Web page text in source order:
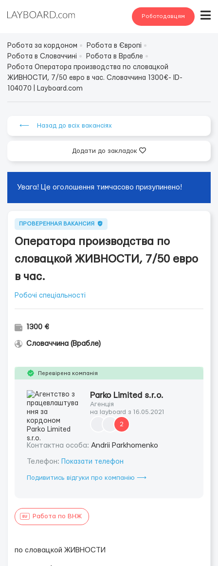
Роботодавцям
Робота за кордоном
Робота в Європі
Робота в Словаччині
Робота в Врабле
Робота Оператора производства по словацкой
ЖИВНОСТИ, 7/50 евро в час. Словаччина 1300€- ID-
104070 | Layboard.com
⟵ Назад до всіх вакансіях
Додати до закладок
Увага! Це оголошення тимчасово призупинено!
ПРОВЕРЕННАЯ ВАКАНСИЯ
Оператора производства по
словацкой ЖИВНОСТИ, 7/50 евро
в час.
Робочі спеціальності
1300 €
Словаччина (Врабле)
Перевірена компанія
Parko Limited s.r.o.
Агенція
на layboard з 16.05.2021
2
Контактна особа: Andrii Parkhomenko
Телефон: Показати телефон
Подивитись відгуки про компанію ⟶
Работа по ВНЖ
по словацкой ЖИВНОСТИ